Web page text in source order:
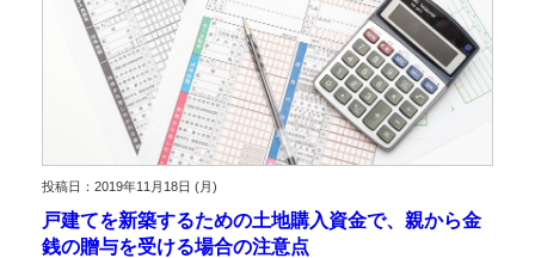
投稿日：2019年11月18日 (月)
戸建てを新築するための土地購入資金で、親から金
銭の贈与を受ける場合の注意点